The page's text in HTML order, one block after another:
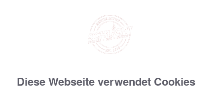
Diese Webseite verwendet Cookies